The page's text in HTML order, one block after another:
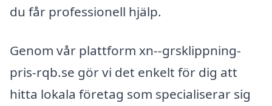
du får professionell hjälp.
Genom vår plattform xn--grsklippning-
pris-rqb.se gör vi det enkelt för dig att
hitta lokala företag som specialiserar sig